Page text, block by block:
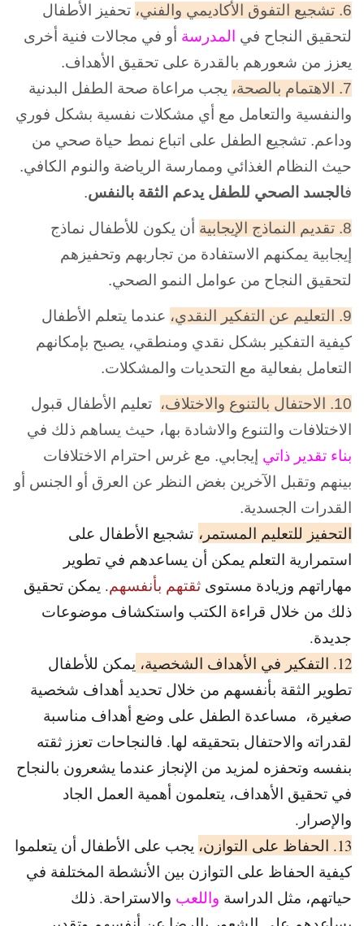
6. تشجيع التفوق الأكاديمي والفني،
تحفيز الأطفال
لتحقيق النجاح في المدرسة أو في مجالات فنية أخرى
يعزز من شعورهم بالقدرة على تحقيق الأهداف.
7. الاهتمام بالصحة،
يجب مراعاة صحة الطفل البدنية
والنفسية والتعامل مع أي مشكلات نفسية بشكل فوري
وداعم. تشجيع الطفل على اتباع نمط حياة صحي من
حيث النظام الغذائي وممارسة الرياضة والنوم الكافي.
فالجسد الصحي للطفل يدعم الثقة بالنفس.
8. تقديم النماذج الإيجابية
أن يكون للأطفال نماذج
إيجابية يمكنهم الاستفادة من تجاربهم وتحفيزهم
لتحقيق النجاح من عوامل النمو الصحي.
9. التعليم عن التفكير النقدي،
عندما يتعلم الأطفال
كيفية التفكير بشكل نقدي ومنطقي، يصبح بإمكانهم
التعامل بفعالية مع التحديات والمشكلات.
10. الاحتفال بالتنوع والاختلاف،
تعليم الأطفال قبول
الاختلافات والتنوع والاشادة بها، حيث يساهم ذلك في
بناء تقدير ذاتي إيجابي. مع غرس احترام الاختلافات
بينهم وتقبل الآخرين بغض النظر عن العرق أو الجنس أو
القدرات الجسدية.
التحفيز للتعليم المستمر، تشجيع الأطفال على
استمرارية التعلم يمكن أن يساعدهم في تطوير
مهاراتهم وزيادة مستوى ثقتهم بأنفسهم. يمكن تحقيق
ذلك من خلال قراءة الكتب واستكشاف موضوعات
جديدة.
12. التفكير في الأهداف الشخصية،
يمكن للأطفال
تطوير الثقة بأنفسهم من خلال تحديد أهداف شخصية
صغيرة، مساعدة الطفل على وضع أهداف مناسبة
لقدراته والاحتفال بتحقيقه لها. فالنجاحات تعزز ثقته
بنفسه وتحفزه لمزيد من الإنجاز عندما يشعرون بالنجاح
في تحقيق الأهداف، يتعلمون أهمية العمل الجاد
والإصرار.
13. الحفاظ على التوازن،
يجب على الأطفال أن يتعلموا
كيفية الحفاظ على التوازن بين الأنشطة المختلفة في
حياتهم، مثل الدراسة واللعب والاستراحة. ذلك